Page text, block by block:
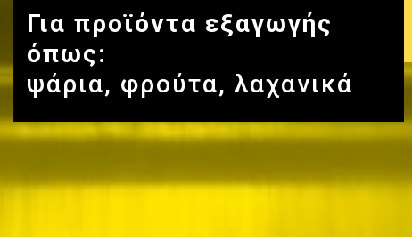
Για προϊόντα εξαγωγής
όπως:
ψάρια, φρούτα, λαχανικά